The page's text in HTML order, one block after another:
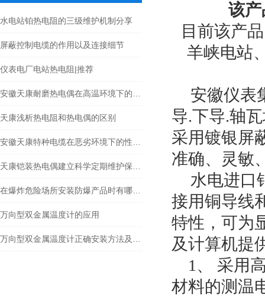
水电站铂热电阻的三级维护机制分享
屏蔽控制电缆的作用以及连接细节
仪表电厂电站热电阻|推荐
天康浅析热电阻和热电偶的区别
万向型双金属温度计的应用
该
目前该产
羊峡电站
安徽仪表
导.下导.轴
采用镀银屏
准确、灵敏
水电进口
接用铜导线
特性，可为
及计算机提
1、 采用
材料的测温